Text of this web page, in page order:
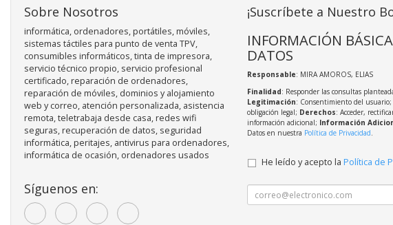
Sobre Nosotros
informática, ordenadores, portátiles, móviles,
sistemas táctiles para punto de venta TPV,
consumibles informáticos, tinta de impresora,
servicio técnico propio, servicio profesional
certificado, reparación de ordenadores,
reparación de móviles, dominios y alojamiento
web y correo, atención personalizada, asistencia
remota, teletrabaja desde casa, redes wifi
seguras, recuperación de datos, seguridad
informática, peritajes, antivirus para ordenadores,
informática de ocasión, ordenadores usados
Síguenos en:
¡Suscríbete a Nuestro
INFORMACIÓN
DATOS
Responsable: MIRA AMOROS, ELIAS
Finalidad: Responder las consultas
Legitimación: Consentimiento del usuario;
obligación legal; Derechos: Acceder,
información adicional; Información
Datos en nuestra Política de Privacidad.
He leído y acepto la Política de